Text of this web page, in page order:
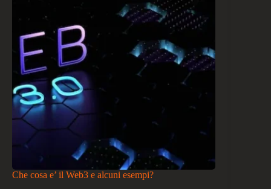
Che cosa e’ il Web3 e alcuni esempi?